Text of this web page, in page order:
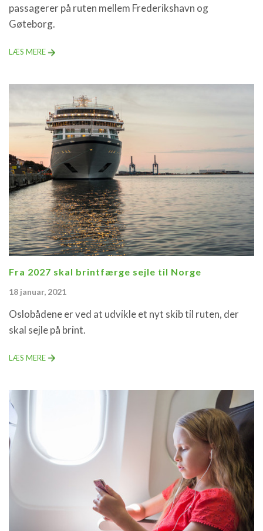
passagerer på ruten mellem Frederikshavn og
Gøteborg.
LÆS MERE
Fra 2027 skal brintfærge sejle til Norge
18 januar, 2021
Oslobådene er ved at udvikle et nyt skib til ruten, der
skal sejle på brint.
LÆS MERE